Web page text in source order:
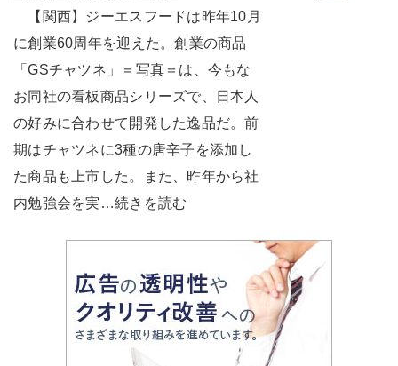
【関西】ジーエスフードは昨年10月
に創業60周年を迎えた。創業の商品
「GSチャツネ」＝写真＝は、今もな
お同社の看板商品シリーズで、日本人
の好みに合わせて開発した逸品だ。前
期はチャツネに3種の唐辛子を添加し
た商品も上市した。また、昨年から社
内勉強会を実…続きを読む